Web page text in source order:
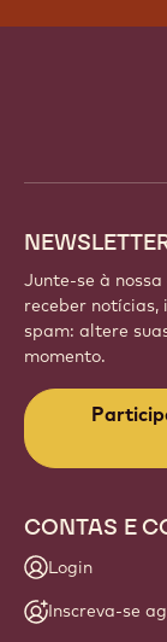
Junte-se à
receber notícias,
spam: altere
momento.
CONTAS E
Login
Inscreva-se